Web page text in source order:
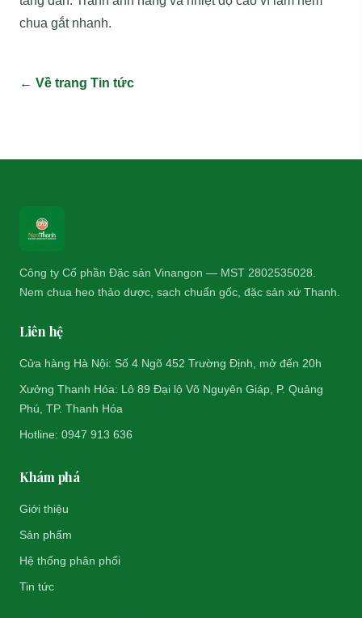
chua gắt nhanh.
← Về trang Tin tức
Công ty Cổ phần Đặc sản Vinangon — MST 2802535028.
Nem chua heo thảo dược, sạch chuẩn gốc, đặc sản xứ Thanh.
Liên hệ
Cửa hàng Hà Nội: Số 4 Ngõ 452 Trường Định, mở đến 20h
Xưởng Thanh Hóa: Lô 89 Đại lộ Võ Nguyên Giáp, P. Quảng
Phú, TP. Thanh Hóa
Hotline: 0947 913 636
Khám phá
Giới thiệu
Sản phẩm
Hệ thống phân phối
Tin tức